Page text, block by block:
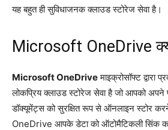
यह बहुत ही सुविधाजनक क्लाउड स्टोरेज सेवा है।
Microsoft OneDrive
Microsoft OneDriveमाइक्रोसॉफ्ट द्वारा
लोकप्रिय क्लाउड स्टोरेज सेवा है जो आपको अपने
डॉक्यूमेंट्स को सुरक्षित रूप से ऑनलाइन स्टोर
OneDrive आपके डेटा को ऑटोमैटिकली सिंक